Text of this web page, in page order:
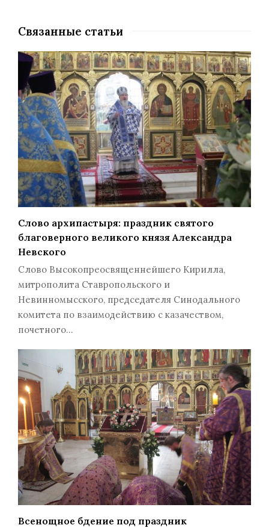
Связанные статьи
Слово архипастыря: праздник святого
благоверного великого князя Александра
Невского
Слово Высокопреосвященнейшего Кирилла,
митрополита Ставропольского и
Невинномысского, председателя Синодального
комитета по взаимодействию с казачеством,
почетного…
Всенощное бдение под праздник